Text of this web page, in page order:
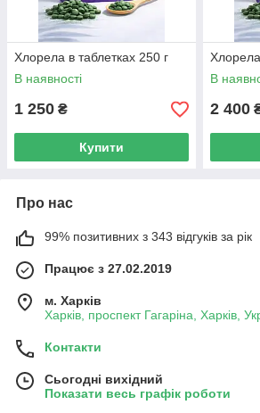
Хлорела в таблетках 250 г
В наявності
1 250 ₴
Купити
В
2 400
Про нас
99% позитивних з 343 відгуків за рік
Працює з 27.02.2019
м. Харків
Харків, проспект Гагаріна, Харків,
Контакти
Сьогодні вихідний
Показати весь графік роботи